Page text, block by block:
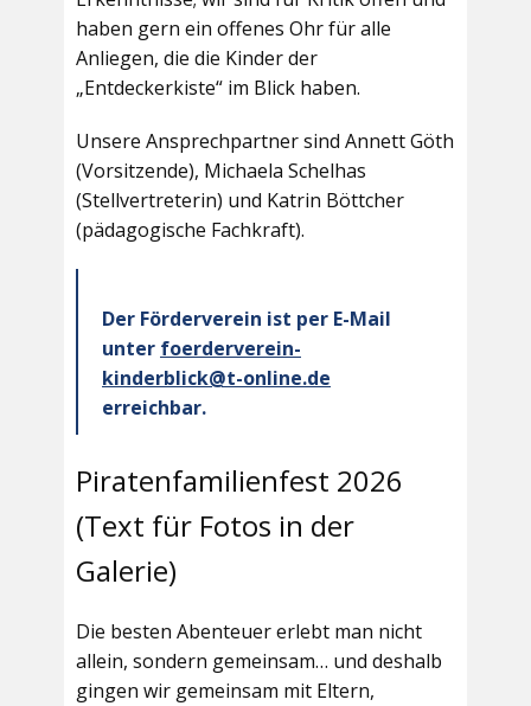
haben gern ein offenes Ohr für alle
Anliegen, die die Kinder der
„Entdeckerkiste“ im Blick haben.
Unsere Ansprechpartner sind Annett Göth
(Vorsitzende), Michaela Schelhas
(Stellvertreterin) und Katrin Böttcher
(pädagogische Fachkraft).
Der Förderverein ist per E-Mail
unter foerderverein-
kinderblick@t-online.de
erreichbar.
Piratenfamilienfest 2026
(Text für Fotos in der
Galerie)
Die besten Abenteuer erlebt man nicht
allein, sondern gemeinsam… und deshalb
gingen wir gemeinsam mit Eltern,